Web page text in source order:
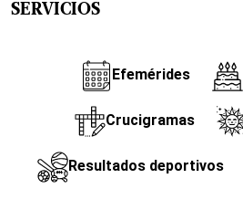
SERVICIOS
Efemérides
Crucigramas
Resultados deportivos